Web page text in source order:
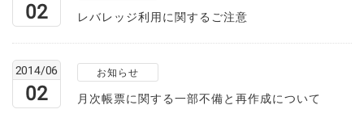
02 レバレッジ利用に関するご注意
2014/06
02
お知らせ
月次帳票に関する一部不備と再作成について